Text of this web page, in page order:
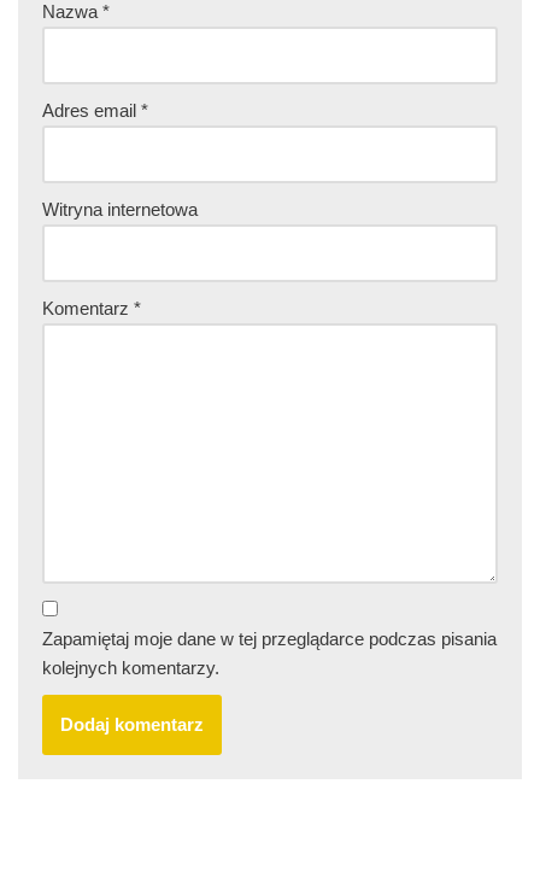
Nazwa *
Adres email *
Witryna internetowa
Komentarz *
Zapamiętaj moje dane w tej przeglądarce podczas pisania
kolejnych komentarzy.